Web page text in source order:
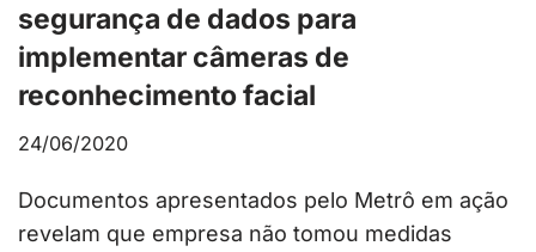
segurança de dados para
implementar câmeras de
reconhecimento facial
24/06/2020
Documentos apresentados pelo Metrô em ação
revelam que empresa não tomou medidas